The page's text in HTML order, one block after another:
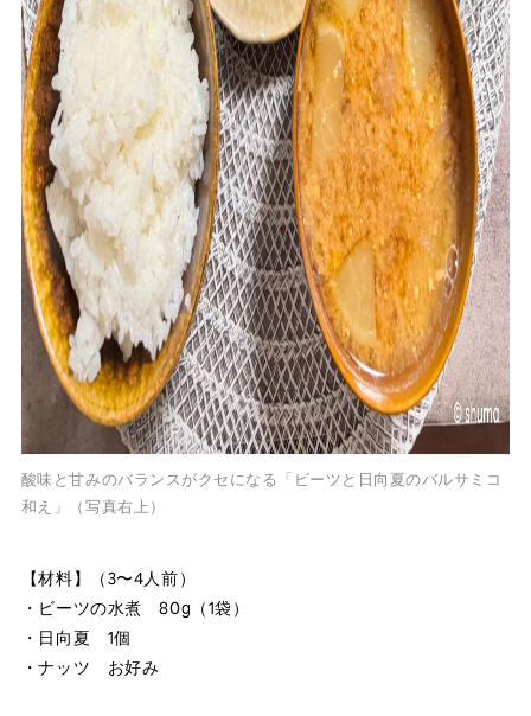
酸味と甘みのバランスがクセになる「ビーツと日向夏のバルサミコ
和え」（写真右上）
【材料】（3〜4人前）
・ビーツの水煮 80g（1袋）
・日向夏 1個
・ナッツ お好み